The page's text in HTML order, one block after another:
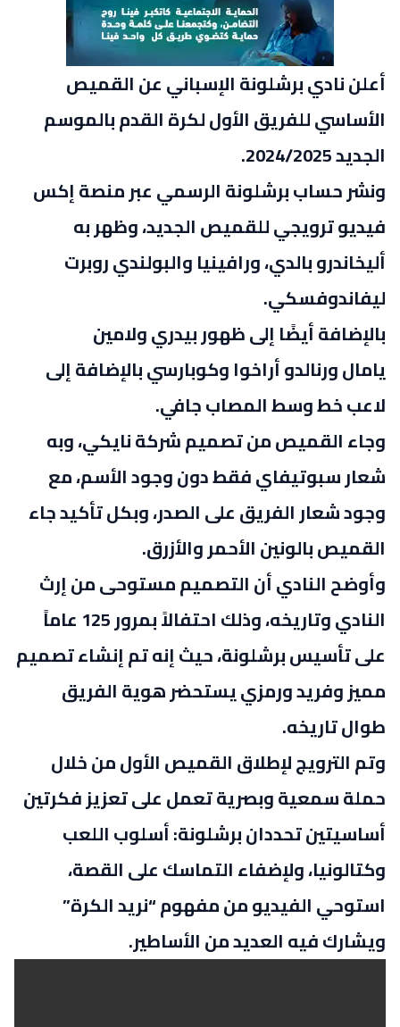
أعلن نادي برشلونة الإسباني عن القميص
الأساسي للفريق الأول لكرة القدم بالموسم
الجديد 2024/2025.
ونشر حساب برشلونة الرسمي عبر منصة إكس
فيديو ترويجي للقميص الجديد، وظهر به
أليخاندرو بالدي، ورافينيا والبولندي روبرت
ليفاندوفسكي.
بالإضافة أيضًا إلى ظهور بيدري ولامين
يامال ورنالدو أراخوا وكوبارسي بالإضافة إلى
لاعب خط وسط المصاب جافي.
وجاء القميص من تصميم شركة نايكي، وبه
شعار سبوتيفاي فقط دون وجود الأسم، مع
وجود شعار الفريق على الصدر، وبكل تأكيد جاء
القميص بالونين الأحمر والأزرق.
وأوضح النادي أن التصميم مستوحى من إرث
النادي وتاريخه، وذلك احتفالاً بمرور 125 عاماً
على تأسيس برشلونة، حيث إنه تم إنشاء تصميم
مميز وفريد ​​ورمزي يستحضر هوية الفريق
طوال تاريخه.
وتم الترويج لإطلاق القميص الأول من خلال
حملة سمعية وبصرية تعمل على تعزيز فكرتين
أساسيتين تحددان برشلونة: أسلوب اللعب
وكتالونيا، ولإضفاء التماسك على القصة،
استوحي الفيديو من مفهوم “نريد الكرة”
ويشارك فيه العديد من الأساطير.